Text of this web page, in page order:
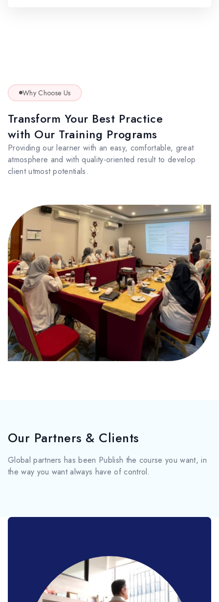
Why Choose Us
Transform Your Best Practice
with Our Training Programs
Providing our learner with an easy, comfortable, great
atmosphere and with quality-oriented result to develop
client utmost potentials.
Our Partners & Clients
Global partners has been Publish the course you want, in
the way you want always have of control.